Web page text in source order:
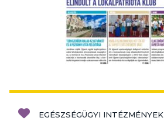
EGÉSZSÉGÜGYI INTÉZMÉNYEK